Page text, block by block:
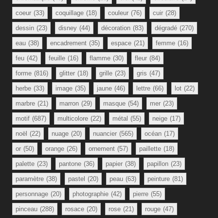
coeur (33) coquillage (18) couleur (76) cuir (28)
dessin (23) disney (44) décoration (83) dégradé (270)
eau (38) encadrement (35) espace (21) femme (16)
feu (42) feuille (16) flamme (30) fleur (84)
forme (816) glitter (18) grille (23) gris (47)
herbe (33) image (35) jaune (46) lettre (66) lot (22)
marbre (21) marron (29) masque (54) mer (23)
motif (687) multicolore (22) métal (55) neige (17)
noël (22) nuage (20) nuancier (565) océan (17)
or (50) orange (26) ornement (57) paillette (18)
palette (23) pantone (36) papier (38) papillon (23)
paramètre (38) pastel (20) peau (63) peinture (81)
personnage (20) photographie (42) pierre (55)
pinceau (288) rosace (20) rose (21) rouge (47)